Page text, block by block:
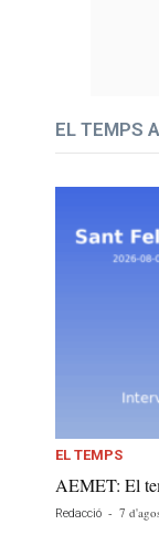
EL TEMPS
EL TEMPS
AEMET: El
Redacció - 7